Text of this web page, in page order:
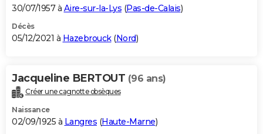
30/07/1957 à Aire-sur-la-Lys (Pas-de-Calais)
Décès
05/12/2021 à Hazebrouck(Nord)
Jacqueline BERTOUT (96 ans)
Créer une cagnotte obsèques
Naissance
02/09/1925 à Langres (Haute-Marne)